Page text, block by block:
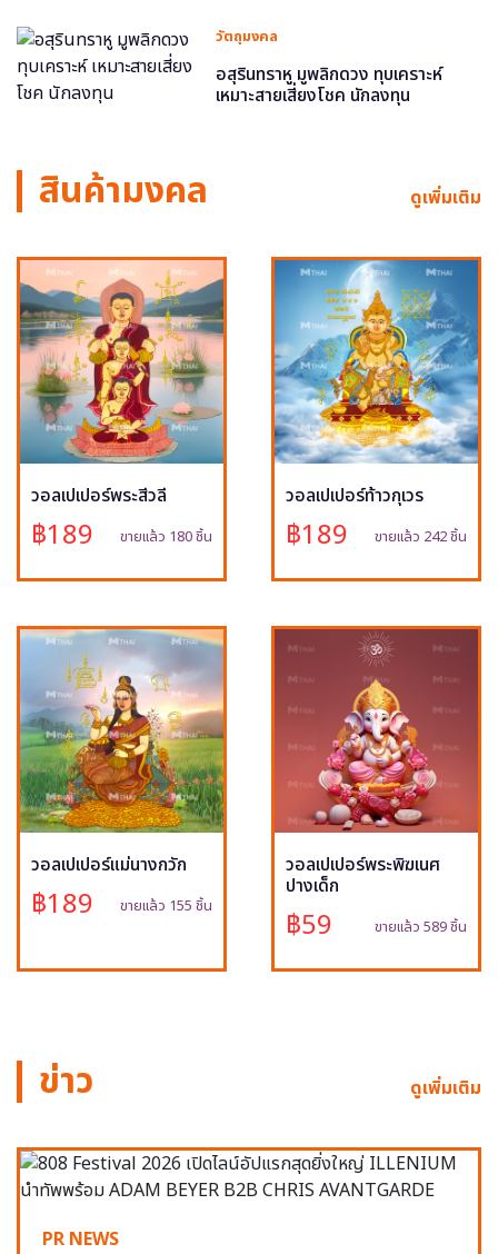
วัตถุมงคล
อสุรินทราหู มูพลิกดวง ทุบเคราะห์
เหมาะสายเสี่ยงโชค นักลงทุน
สินค้ามงคล ดูเพิ่มเติม
วอลเปเปอร์พระสีวลี
฿189 ขายแล้ว 180 ชิ้น
วอลเปเปอร์ท้าวกุเวร
฿189 ขายแล้ว 242 ชิ้น
วอลเปเปอร์แม่นางกวัก
฿189 ขายแล้ว 155 ชิ้น
วอลเปเปอร์พระพิฆเนศ
ปางเด็ก
฿59 ขายแล้ว 589 ชิ้น
ข่าว ดูเพิ่มเติม
PR NEWS